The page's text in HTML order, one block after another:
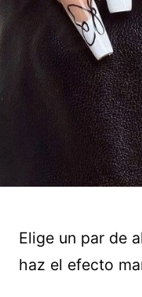
Elige un par de
haz el efecto